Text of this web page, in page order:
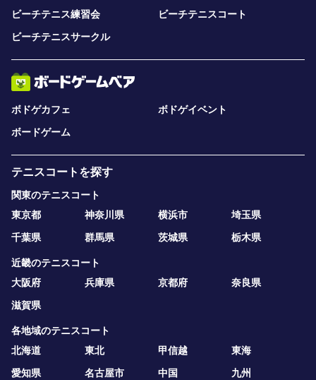
ビーチテニス練習会
ビーチテニスコート
ビーチテニスサークル
ボドゲカフェ
ボドゲイベント
ボードゲーム
テニスコートを探す
関東のテニスコート
東京都
神奈川県 横浜市
埼玉県
千葉県
群馬県 茨城県 栃木県
近畿のテニスコート
大阪府
兵庫県 京都府
奈良県
滋賀県
各地域のテニスコート
北海道
東北 甲信越
東海
愛知県
名古屋市 中国 九州